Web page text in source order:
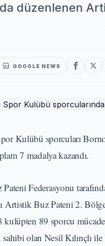
düzenlenen
GOOGLE NEWS
Kulübü sporcuları
7 madalya kazandı.
Federasyonu
Artistik Buz Pateni 2.
kulüpten 89 sporcu
olan Nesil Kılınçlı